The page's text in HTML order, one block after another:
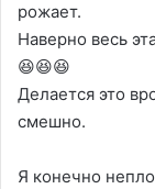
рожает.
Наверно весь
😆😆😆
Делается это
смешно.
Я конечно